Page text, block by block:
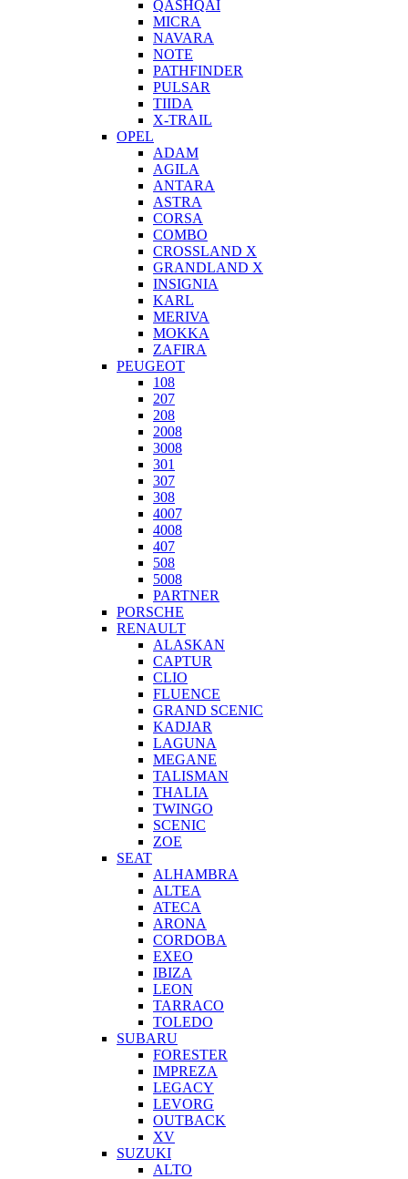
QASHQAI
MICRA
NAVARA
NOTE
PATHFINDER
PULSAR
TIIDA
X-TRAIL
OPEL
ADAM
AGILA
ANTARA
ASTRA
CORSA
COMBO
CROSSLAND X
GRANDLAND X
INSIGNIA
KARL
MERIVA
MOKKA
ZAFIRA
PEUGEOT
108
207
208
2008
3008
301
307
308
4007
4008
407
508
5008
PARTNER
PORSCHE
RENAULT
ALASKAN
CAPTUR
CLIO
FLUENCE
GRAND SCENIC
KADJAR
LAGUNA
MEGANE
TALISMAN
THALIA
TWINGO
SCENIC
ZOE
SEAT
ALHAMBRA
ALTEA
ATECA
ARONA
CORDOBA
EXEO
IBIZA
LEON
TARRACO
TOLEDO
SUBARU
FORESTER
IMPREZA
LEGACY
LEVORG
OUTBACK
XV
SUZUKI
ALTO